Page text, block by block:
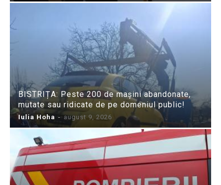
BISTRIȚA: Peste 200 de mașini abandonate,
mutate sau ridicate de pe domeniul public!
Iulia Hoha - august 9, 2026